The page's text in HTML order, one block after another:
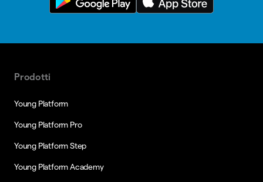
Prodotti
Young Platform
Young Platform Pro
Young Platform Step
Young Platform Academy